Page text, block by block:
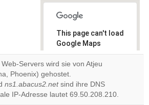
This page can't load
Google Maps
correctly.
Do you
own this
website?
Servers wird sie von Atjeu
Phoenix) gehostet.
ns1.abacus2.netsind ihre DNS
IP-Adresse lautet 69.50.208.210.